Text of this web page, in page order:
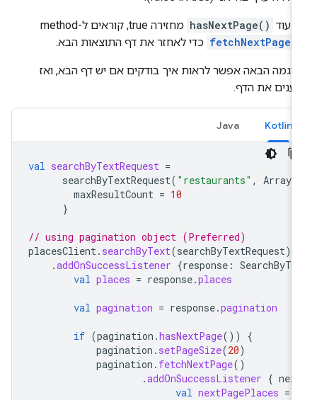
עוד hasNextPage() מחזירה true, קוראים ל-method
כדי לאחזר את דף התוצאות הבא.
הבאה אפשר לראות איך בודקים אם יש דף הבא, ואז
את הדף.
Kotlin
Java
val searchByTextRequest
searchByTextRequest("restaurants", Arrays
maxResultCount
=
// using pagination object (Preferred)
placesClient.searchByText(searchByTextRequest
.addOnSuccessListener {response:
val places = response.places
val pagination = response.pagination
if (pagination.hasNextPage ())
pagination.setPageSize(
pagination.fetchNextPage
.addOnSuccessListener {
val nextPagePlaces